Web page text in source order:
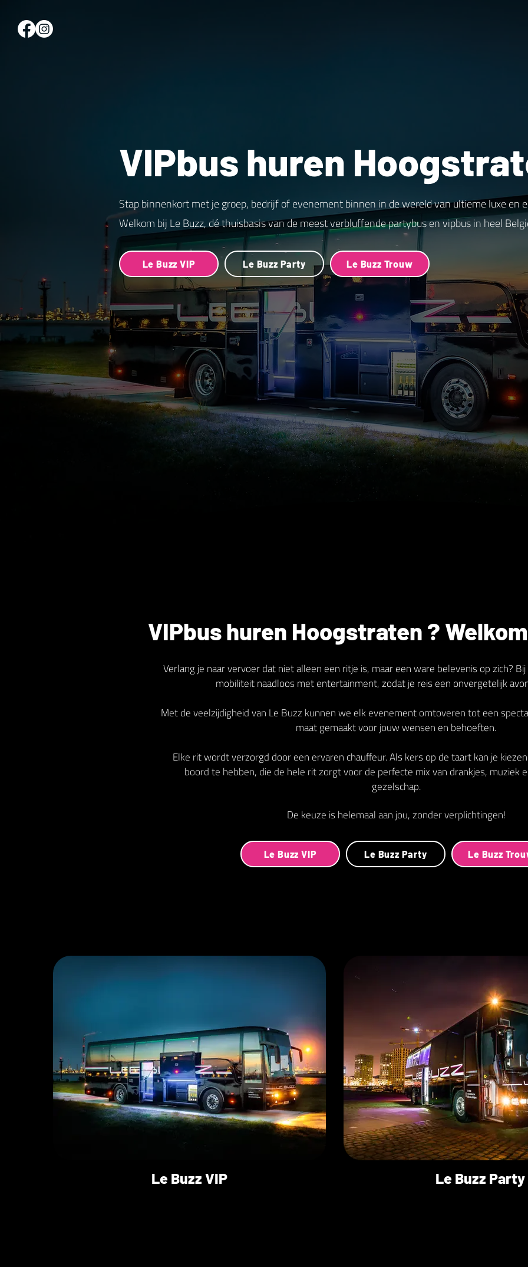
VIPbus huren
Stap binnenkort met je groep, bedrijf of evenement binnen in de wereld van ultieme luxe en
Welkom bij Le Buzz, dé thuisbasis van de meest verbluffende partybus en vipbus in heel
Le Buzz VIP Le Buzz Party Le Buzz Trouw
VIPbus huren Hoogstraten ?
Verlang je naar vervoer dat niet alleen een ritje is, maar een ware belevenis op zich?
mobiliteit naadloos met entertainment, zodat je reis een onvergetelijk
Met de veelzijdigheid van Le Buzz kunnen we elk evenement omtoveren tot een
maat gemaakt voor jouw wensen en behoeften.
Elke rit wordt verzorgd door een ervaren chauffeur. Als kers op de taart kan je
boord te hebben, die de hele rit zorgt voor de perfecte mix van drankjes, muziek
gezelschap.
De keuze is helemaal aan jou, zonder verplichtingen!
Le Buzz VIP Le Buzz Party Le Buzz
Le Buzz VIP Le Buzz Party